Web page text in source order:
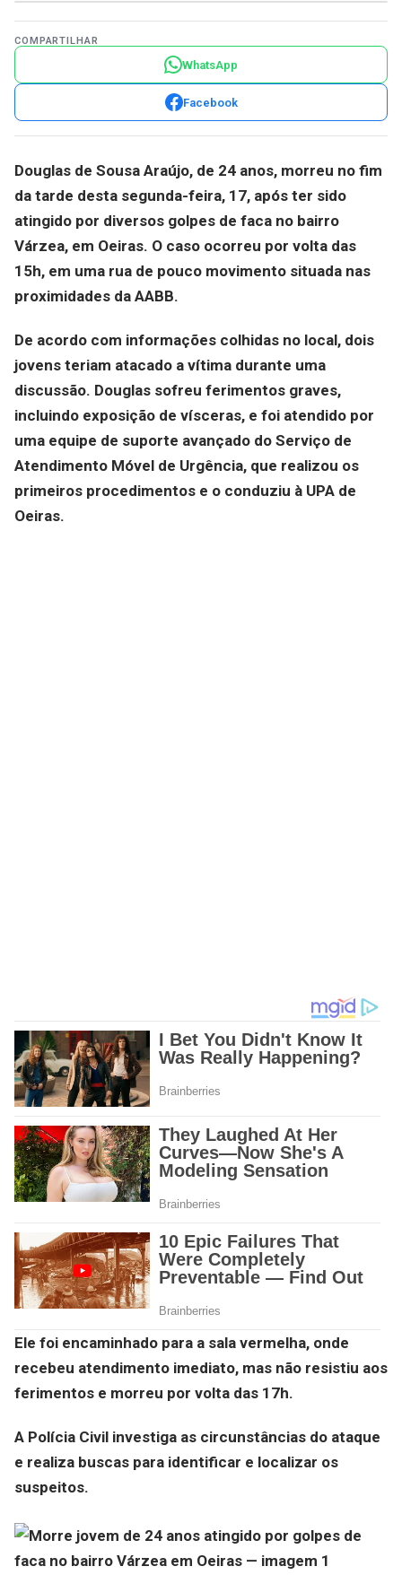
COMPARTILHAR
WhatsApp
Facebook
Douglas de Sousa Araújo, de 24 anos, morreu no fim
da tarde desta segunda-feira, 17, após ter sido
atingido por diversos golpes de faca no bairro
Várzea, em Oeiras. O caso ocorreu por volta das
15h, em uma rua de pouco movimento situada nas
proximidades da AABB.
De acordo com informações colhidas no local, dois
jovens teriam atacado a vítima durante uma
discussão. Douglas sofreu ferimentos graves,
incluindo exposição de vísceras, e foi atendido por
uma equipe de suporte avançado do Serviço de
Atendimento Móvel de Urgência, que realizou os
primeiros procedimentos e o conduziu à UPA de
Oeiras.
Ele foi encaminhado para a sala vermelha, onde
recebeu atendimento imediato, mas não resistiu aos
ferimentos e morreu por volta das 17h.
A Polícia Civil investiga as circunstâncias do ataque
e realiza buscas para identificar e localizar os
suspeitos.